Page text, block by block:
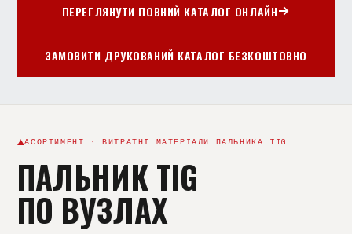
ПЕРЕГЛЯНУТИ ПОВНИЙ КАТАЛОГ ОНЛАЙН
ЗАМОВИТИ ДРУКОВАНИЙ КАТАЛОГ БЕЗКОШТОВНО
АСОРТИМЕНТ · ВИТРАТНІ МАТЕРІАЛИ ПАЛЬНИКА TIG
ПАЛЬНИК TIG
ПО ВУЗЛАХ